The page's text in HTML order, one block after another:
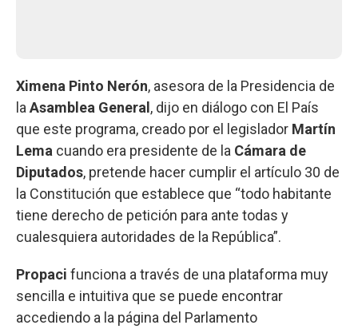
Ximena Pinto Nerón, asesora de la Presidencia de
la Asamblea General , dijo en diálogo con El País
que este programa, creado por el legislador Martín
Lema cuando era presidente de la Cámara de
Diputados, pretende hacer cumplir el artículo 30 de
la Constitución que establece que “todo habitante
tiene derecho de petición para ante todas y
cualesquiera autoridades de la República”.
Propaci funciona a través de una plataforma muy
sencilla e intuitiva que se puede encontrar
accediendo a la página del Parlamento